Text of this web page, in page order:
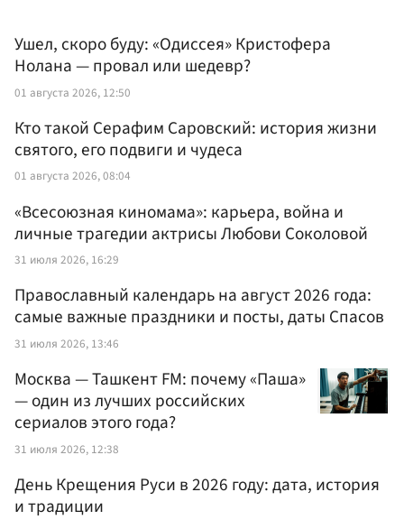
Ушел, скоро буду: «Одиссея» Кристофера
Нолана — провал или шедевр?
01 августа 2026, 12:50
Кто такой Серафим Саровский: история жизни
святого, его подвиги и чудеса
01 августа 2026, 08:04
«Всесоюзная киномама»: карьера, война и
личные трагедии актрисы Любови Соколовой
31 июля 2026, 16:29
Православный календарь на август 2026 года:
самые важные праздники и посты, даты Спасов
31 июля 2026, 13:46
Москва — Ташкент FM: почему «Паша»
— один из лучших российских
сериалов этого года?
31 июля 2026, 12:38
День Крещения Руси в 2026 году: дата, история
и традиции